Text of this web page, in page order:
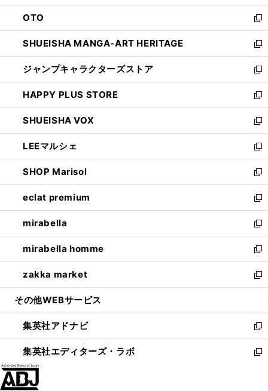
ウ
で
開
く
ン
ド
ウ
で
開
く
OTO
新
し
い
ウ
ィ
ン
ド
ウ
で
開
く
SHUEISHA MANGA-ART HERITAGE
新
し
い
ウ
ィ
ン
ド
ウ
で
開
く
ジャンプキャラクターズストア
新
し
い
ウ
ィ
ン
ド
ウ
で
開
く
HAPPY PLUS STORE
新
し
い
ウ
ィ
ン
ド
ウ
で
開
く
SHUEISHA VOX
新
し
い
ウ
ィ
ン
ド
ウ
で
開
く
LEEマルシェ
新
し
い
ウ
ィ
ン
ド
ウ
で
開
く
SHOP Marisol
新
し
い
ウ
ィ
ン
ド
ウ
で
開
eclat premium
新
し
い
ウ
ィ
ン
ド
ウ
開
く
mirabella
新
し
い
ウ
ィ
ン
ウ
で
開
く
mirabella homme
新
し
い
ウ
ン
ド
ウ
で
zakka market
新
し
ウ
ィ
ン
ド
その他WEBサービス
集英社アドナビ
新
し
い
集英社エディターズ・ラボ
新